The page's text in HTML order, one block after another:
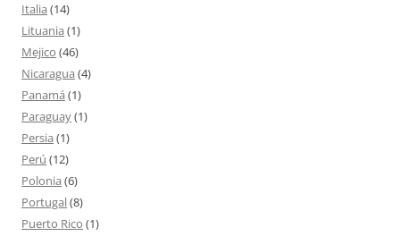
Italia (14)
Lituania (1)
Mejico (46)
Nicaragua (4)
Panamá (1)
Paraguay(1)
Persia (1)
Perú (12)
Polonia (6)
Portugal(8)
Puerto Rico (1)